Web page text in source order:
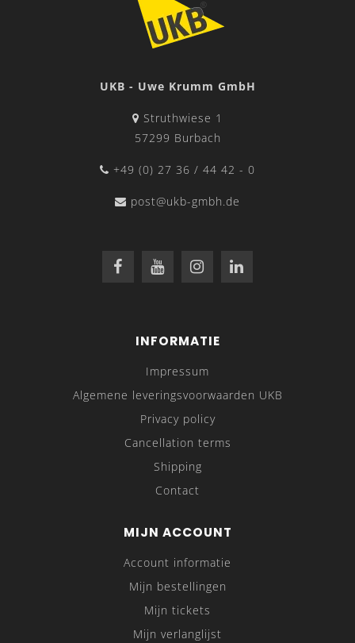
UKB - Uwe Krumm GmbH
Struthwiese 1
57299 Burbach
+49 (0) 27 36 / 44 42 - 0
post@ukb-gmbh.de
INFORMATIE
Impressum
Algemene leveringsvoorwaarden UKB
Privacy policy
Cancellation terms
Shipping
Contact
MIJN ACCOUNT
Account informatie
Mijn bestellingen
Mijn tickets
Mijn verlanglijst